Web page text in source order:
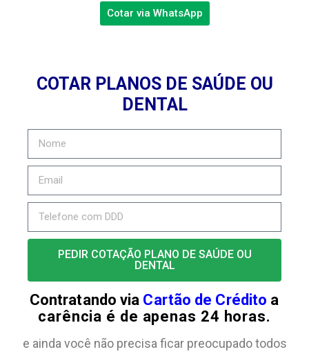
Cotar via WhatsApp
COTAR PLANOS DE SAÚDE OU
DENTAL
PEDIR COTAÇÃO PLANO DE SAÚDE OU
DENTAL
Contratando via Cartão de Crédito a
carência é de apenas 24 horas.
e ainda você não precisa ficar preocupado todos